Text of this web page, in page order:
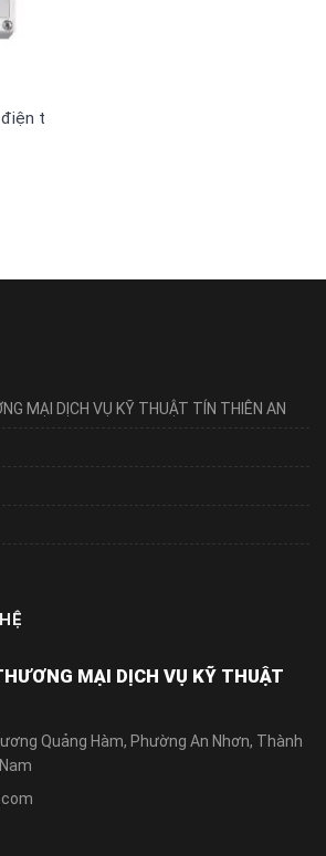
tử UDS3 series Barksdale
MẠI DỊCH VỤ KỸ THUẬT TÍN THIÊN AN
MẠI DỊCH VỤ KỸ THUẬT
Quảng Hàm, Phường An Nhơn, Thành